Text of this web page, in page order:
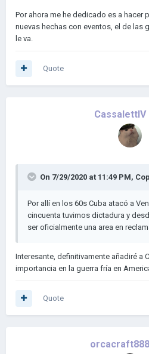
Por ahora me he dedicado es a hacer
nuevas hechas con eventos, el de las
le va.
Quote
CassalettIV
On 7/29/2020 at 11:49 PM,
Por allí en los 60s Cuba atacó a
cincuenta tuvimos dictadura y
ser oficialmente una area en
Interesante, definitivamente añadiré a
importancia en la guerra fría en
Quote
orcacraft888